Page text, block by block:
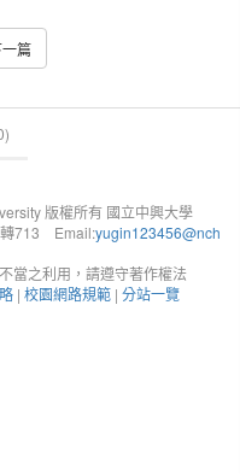
篇
版權所有 國立中興大學
轉713 Email:yugin123456@nch
當之利用，請遵守著作權法
| 校園網路規範 | 分站一覽